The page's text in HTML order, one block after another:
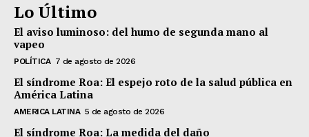
Lo Último
El aviso luminoso: del humo de segunda mano al
vapeo
POLÍTICA 7 de agosto de 2026
El síndrome Roa: El espejo roto de la salud pública en
América Latina
AMERICA LATINA 5 de agosto de 2026
El síndrome Roa: La medida del daño